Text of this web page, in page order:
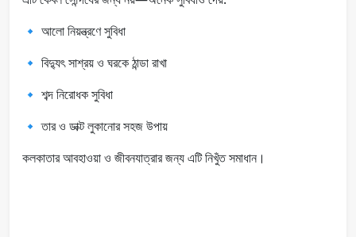
🔹 আলো নিয়ন্ত্রণে সুবিধা
🔹 বিদ্যুৎ সাশ্রয় ও ঘরকে ঠান্ডা রাখা
🔹 শব্দ নিরোধক সুবিধা
🔹 তার ও ডাক্ট লুকানোর সহজ উপায়
কলকাতার আবহাওয়া ও জীবনযাত্রার জন্য এটি নিখুঁত সমাধান।